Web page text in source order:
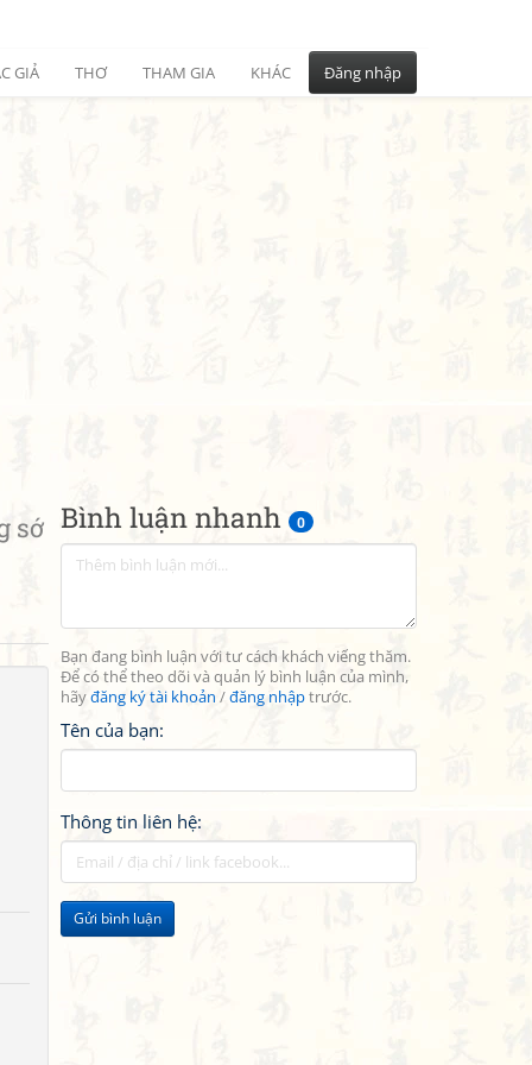
GIẢ THƠ THAM GIA KHÁC Đăng nhập
Bình luận nhanh 0
Bạn đang bình luận với tư cách khách viếng thăm.
Để có thể theo dõi và quản lý bình luận của mình,
hãyđăng ký tài khoản /đăng nhậptrước.
Tên của bạn:
Thông tin liên hệ:
Gửi bình luận
sớ